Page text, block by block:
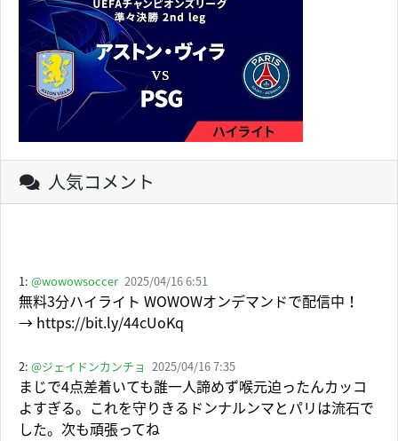
人気コメント
1: @wowowsoccer 2025/04/16 6:51
無料3分ハイライト WOWOWオンデマンドで配信中！
→ https://bit.ly/44cUoKq
2: @ジェイドンカンチョ 2025/04/16 7:35
まじで4点差着いても誰一人諦めず喉元迫ったんカッコ
よすぎる。これを守りきるドンナルンマとパリは流石で
した。次も頑張ってね